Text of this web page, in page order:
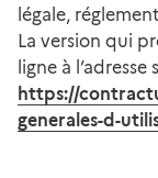
légale,
La version qui
ligne à l’adresse
https://
generales-d-